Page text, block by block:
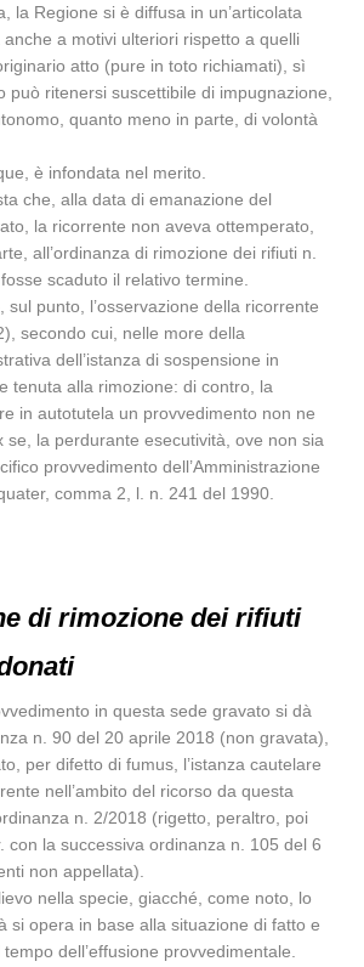
la Regione si è diffusa in un’articolata
a motivi ulteriori rispetto a quelli
atto (pure in toto richiamati), sì
può ritenersi suscettibile di impugnazione,
quanto meno in parte, di volontà
è infondata nel merito.
che, alla data di emanazione del
la ricorrente non aveva ottemperato,
all’ordinanza di rimozione dei rifiuti n.
scaduto il relativo termine.
sul punto, l’osservazione della ricorrente
secondo cui, nelle more della
dell’istanza di sospensione in
tenuta alla rimozione: di contro, la
in autotutela un provvedimento non ne
se, la perdurante esecutività, ove non sia
provvedimento dell’Amministrazione
comma 2, l. n. 241 del 1990.
di rimozione dei rifiuti
in questa sede gravato si dà
n. 90 del 20 aprile 2018 (non gravata),
per difetto di fumus, l’istanza cautelare
nell’ambito del ricorso da questa
n. 2/2018 (rigetto, peraltro, poi
con la successiva ordinanza n. 105 del 6
non appellata).
nella specie, giacché, come noto, lo
si opera in base alla situazione di fatto e
dell’effusione provvedimentale.